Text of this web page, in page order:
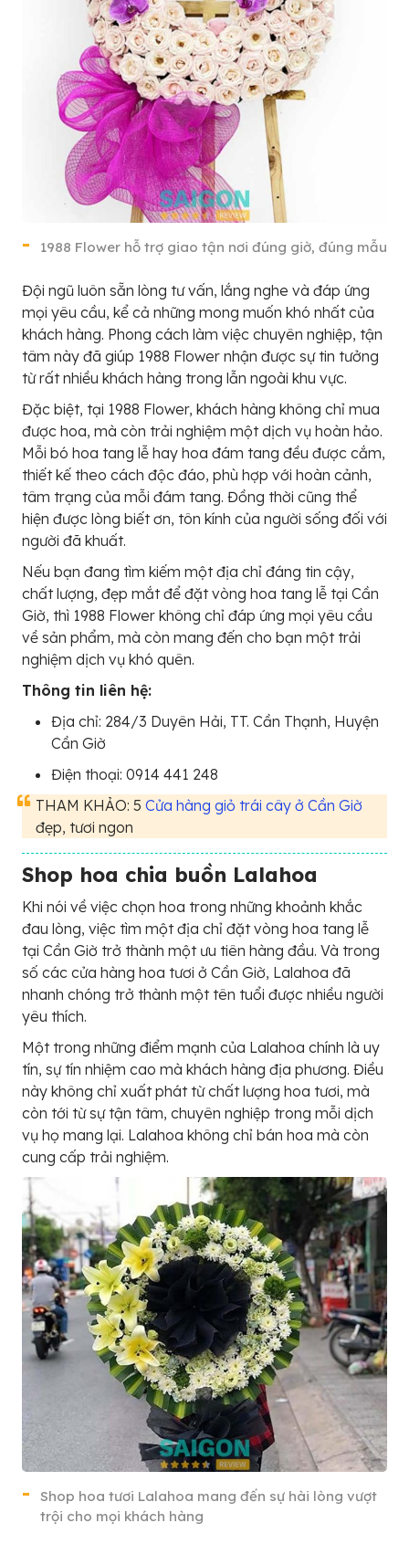
1988 Flower hỗ trợ giao tận nơi đúng giờ, đúng mẫu
Đội ngũ luôn sẵn lòng tư vấn, lắng nghe và đáp ứng
mọi yêu cầu, kể cả những mong muốn khó nhất của
khách hàng. Phong cách làm việc chuyên nghiệp, tận
tâm này đã giúp 1988 Flower nhận được sự tin tưởng
từ rất nhiều khách hàng trong lẫn ngoài khu vực.
Đặc biệt, tại 1988 Flower, khách hàng không chỉ mua
được hoa, mà còn trải nghiệm một dịch vụ hoàn hảo.
Mỗi bó hoa tang lễ hay hoa đám tang đều được cắm,
thiết kế theo cách độc đáo, phù hợp với hoàn cảnh,
tâm trạng của mỗi đám tang. Đồng thời cũng thể
hiện được lòng biết ơn, tôn kính của người sống đối với
người đã khuất.
Nếu bạn đang tìm kiếm một địa chỉ đáng tin cậy,
chất lượng, đẹp mắt để đặt vòng hoa tang lễ tại Cần
Giờ, thì 1988 Flower không chỉ đáp ứng mọi yêu cầu
về sản phẩm, mà còn mang đến cho bạn một trải
nghiệm dịch vụ khó quên.
Thông tin liên hệ:
Địa chỉ: 284/3 Duyên Hải, TT. Cần Thạnh, Huyện
Cần Giờ
Điện thoại: 0914 441 248
THAM KHẢO: 5 Cửa hàng giỏ trái cây ở Cần Giờ
đẹp, tươi ngon
Shop hoa chia buồn Lalahoa
Khi nói về việc chọn hoa trong những khoảnh khắc
đau lòng, việc tìm một địa chỉ đặt vòng hoa tang lễ
tại Cần Giờ trở thành một ưu tiên hàng đầu. Và trong
số các cửa hàng hoa tươi ở Cần Giờ, Lalahoa đã
nhanh chóng trở thành một tên tuổi được nhiều người
yêu thích.
Một trong những điểm mạnh của Lalahoa chính là uy
tín, sự tín nhiệm cao mà khách hàng địa phương. Điều
này không chỉ xuất phát từ chất lượng hoa tươi, mà
còn tới từ sự tận tâm, chuyên nghiệp trong mỗi dịch
vụ họ mang lại. Lalahoa không chỉ bán hoa mà còn
cung cấp trải nghiệm.
Shop hoa tươi Lalahoa mang đến sự hài lòng vượt
trội cho mọi khách hàng